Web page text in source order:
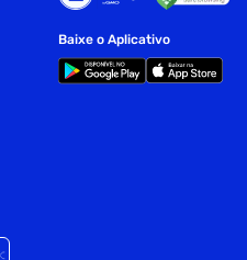
Baixe o Aplicativo